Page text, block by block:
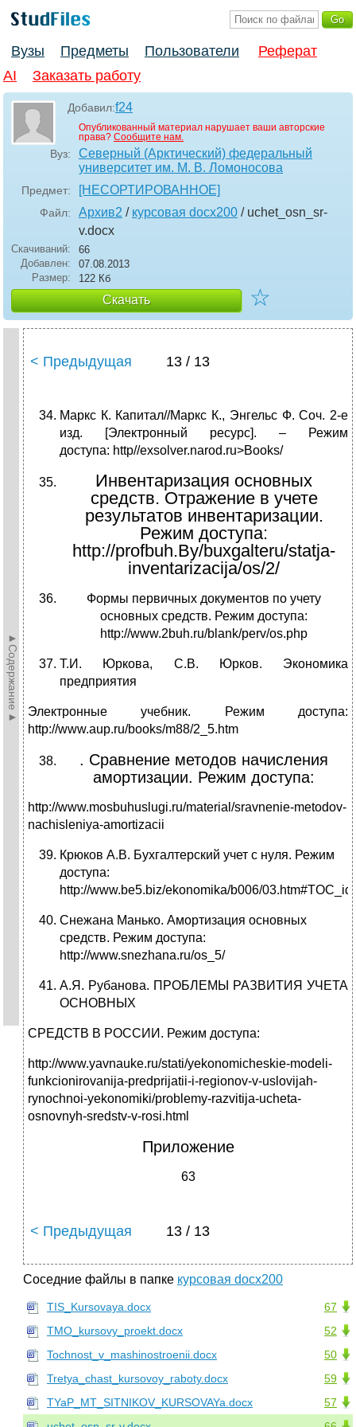
Вузы Предметы Пользователи
Реферат
AI
Заказать работу
Добавил:f24
Опубликованный материал нарушает ваши авторские
права? Сообщите нам.
Вуз:
Северный (Арктический) федеральный
университет им. М. В. Ломоносова
Предмет: [НЕСОРТИРОВАННОЕ]
Файл: Архив2 / курсовая docx200 / uchet_osn_sr-
v.docx
Скачиваний:
66
Добавлен:
07.08.2013
Размер:
122 Кб
Скачать ☆
►Содержание►
< Предыдущая 13 / 13
Маркс К. Капитал//Маркс К., Энгельс Ф. Соч. 2-е
изд. [Электронный ресурс]. – Режим
доступа: http//exsolver.narod.ru>Books/
Инвентаризация основных
средств. Отражение в учете
результатов инвентаризации.
Режим доступа:
http://profbuh.By/buxgalteru/statja-
inventarizacija/os/2/
Формы первичных документов по учету
основных средств. Режим доступа:
http://www.2buh.ru/blank/perv/os.php
Т.И. Юркова, С.В. Юрков. Экономика
предприятия
Электронные учебник. Режим доступа:
http://www.aup.ru/books/m88/2_5.htm
. Сравнение методов начисления
амортизации. Режим доступа:
http://www.mosbuhuslugi.ru/material/sravnenie-metodov-
nachisleniya-amortizacii
Крюков А.В. Бухгалтерский учет с нуля. Режим
доступа:
http://www.be5.biz/ekonomika/b006/
Снежана Манько. Амортизация основных
средств. Режим доступа:
http://www.snezhana.ru/os_5/
А.Я. Рубанова. ПРОБЛЕМЫ РАЗВИТИЯ УЧЕТА
ОСНОВНЫХ
СРЕДСТВ В РОССИИ. Режим доступа:
http://www.yavnauke.ru/stati/yekonomicheskie-modeli-
funkcionirovanija-predprijatii-i-regionov-v-uslovijah-
rynochnoi-yekonomiki/problemy-razvitija-ucheta-
osnovnyh-sredstv-v-rosi.html
Приложение
63
< Предыдущая 13 / 13
Соседние файлы в папке курсовая docx200
67
TIS_Kursovaya.docx
52
TMO_kursovy_proekt.docx
50
Tochnost_v_mashinostroenii.docx
59
Tretya_chast_kursovoy_raboty.docx
57
TYaP_MT_SITNIKOV_KURSOVAYa.docx